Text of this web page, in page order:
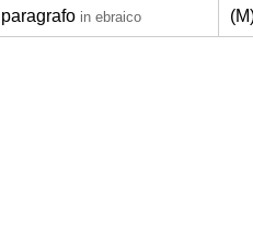
paragrafo in ebraico